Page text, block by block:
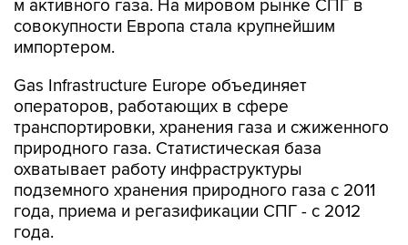
м активного газа. На мировом рынке СПГ в
совокупности Европа стала крупнейшим
импортером.
Gas Infrastructure Europe объединяет
операторов, работающих в сфере
транспортировки, хранения газа и сжиженного
природного газа. Статистическая база
охватывает работу инфраструктуры
подземного хранения природного газа с 2011
года, приема и регазификации СПГ - с 2012
года.